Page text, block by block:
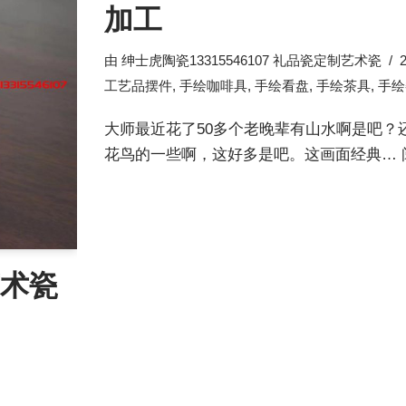
瓷
加工
由绅士虎陶瓷13315546107 礼品瓷定制艺术瓷
工艺品摆件,手绘咖啡具,手绘看盘,手绘茶具,手
大师最近花了50多个老晚辈有山水啊是吧？
花鸟的一些啊，这好多是吧。这画面经典…